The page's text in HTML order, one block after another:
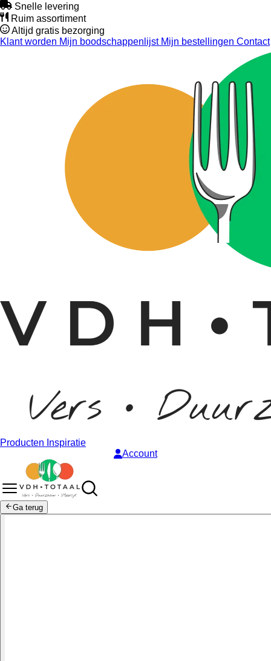
Snelle levering
Ruim assortiment
Altijd gratis bezorging
Klant worden Mijn boodschappenlijstMijn bestellingen Contact
Producten Inspiratie
Account
Ga terug